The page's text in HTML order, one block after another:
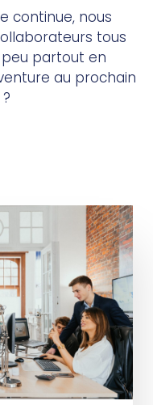
continue, nous
tous
partout en
au prochain
qu’employé